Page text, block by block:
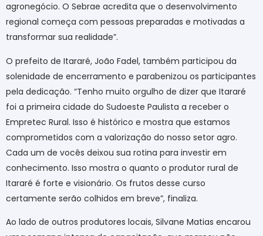
agronegócio. O Sebrae acredita que o desenvolvimento
regional começa com pessoas preparadas e motivadas a
transformar sua realidade”.
O prefeito de Itararé, João Fadel, também participou da
solenidade de encerramento e parabenizou os participantes
pela dedicação. “Tenho muito orgulho de dizer que Itararé
foi a primeira cidade do Sudoeste Paulista a receber o
Empretec Rural. Isso é histórico e mostra que estamos
comprometidos com a valorização do nosso setor agro.
Cada um de vocês deixou sua rotina para investir em
conhecimento. Isso mostra o quanto o produtor rural de
Itararé é forte e visionário. Os frutos desse curso
certamente serão colhidos em breve”, finaliza.
Ao lado de outros produtores locais, Silvane Matias encarou